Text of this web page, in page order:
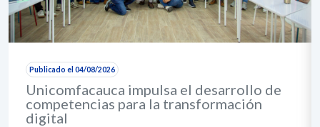
Publicado el 04/08/2026
Unicomfacauca impulsa el desarrollo de
competencias para la transformación
digital